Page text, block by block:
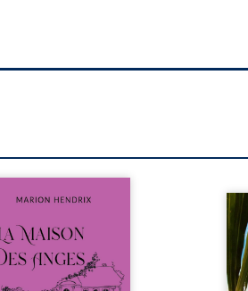
en 1979, soit 15
Anatole-Eustache.
devra affronter non
un inconnu qui rôde
du domaine et dont
le fidèle majordome,
Au